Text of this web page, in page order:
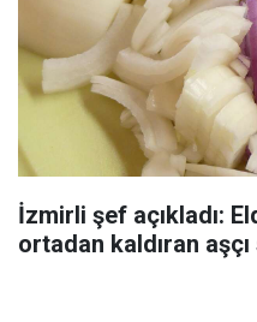
İzmirli şef açıkladı:
ortadan kaldıran aşçı